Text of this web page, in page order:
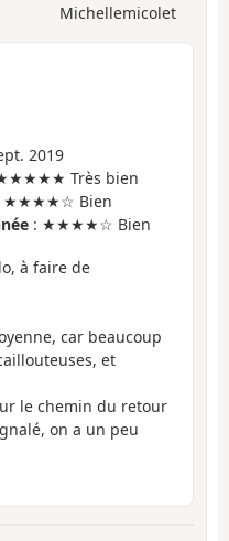
Michellemicolet
2019
Très bien
★★★★☆ Bien
: ★★★★☆ Bien
à faire de
car beaucoup
et
le chemin du retour
on a un peu